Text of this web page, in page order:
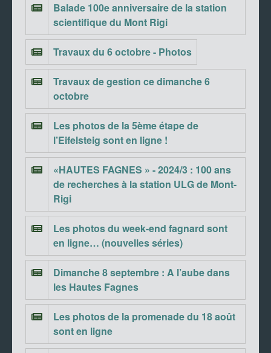
Balade 100e anniversaire de la station
scientifique du Mont Rigi
Travaux du 6 octobre - Photos
Travaux de gestion ce dimanche 6
octobre
Les photos de la 5ème étape de
l’Eifelsteig sont en ligne !
«HAUTES FAGNES » - 2024/3 : 100 ans
de recherches à la station ULG de Mont-
Rigi
Les photos du week-end fagnard sont
en ligne… (nouvelles séries)
Dimanche 8 septembre : A l’aube dans
les Hautes Fagnes
Les photos de la promenade du 18 août
sont en ligne